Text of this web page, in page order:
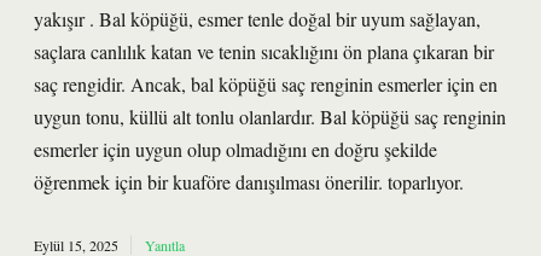
yakışır . Bal köpüğü, esmer tenle doğal bir uyum sağlayan,
saçlara canlılık katan ve tenin sıcaklığını ön plana çıkaran bir
saç rengidir. Ancak, bal köpüğü saç renginin esmerler için en
uygun tonu, küllü alt tonlu olanlardır. Bal köpüğü saç renginin
esmerler için uygun olup olmadığını en doğru şekilde
öğrenmek için bir kuaföre danışılması önerilir. toparlıyor.
Eylül 15, 2025 Yanıtla